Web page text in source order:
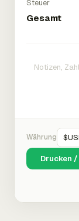
Steuer
Gesamt
Währung $
Drucken